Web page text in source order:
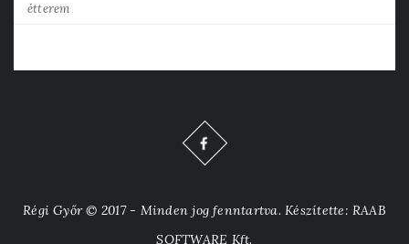
étterem
Régi Győr © 2017 - Minden jog fenntartva. Készítette: RAAB
SOFTWARE Kft.